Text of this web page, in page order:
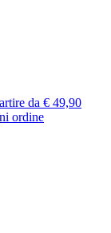
da € 49,90
ordine